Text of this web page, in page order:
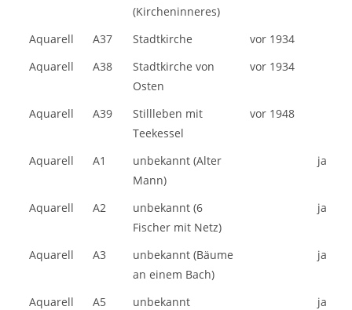
(Kircheninneres)
Aquarell A37 Stadtkirche
vor 1934
Aquarell
A38
Stadtkirche von
Osten
vor 1934
Aquarell A39
Stillleben mit
Teekessel
vor 1948
Aquarell A1
unbekannt (Alter
Mann)
ja
Aquarell A2
unbekannt (6
Fischer mit Netz)
ja
Aquarell A3
unbekannt (Bäume
an einem Bach)
ja
Aquarell A5
unbekannt
ja